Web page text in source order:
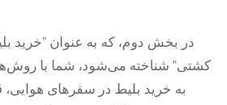
در بخش دوم، که به عنوان "خرید
کشتی" شناخته می‌شود، شما با
به خرید بلیط در سفرهای